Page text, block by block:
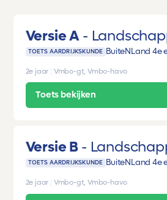
Versie A
TOETS AARDRIJKSKUNDE BuiteNLand 4e
2e jaar Vmbo-gt, Vmbo-havo
Toets bekijken
Versie B
TOETS AARDRIJKSKUNDE BuiteNLand 4e
2e jaar Vmbo-gt, Vmbo-havo